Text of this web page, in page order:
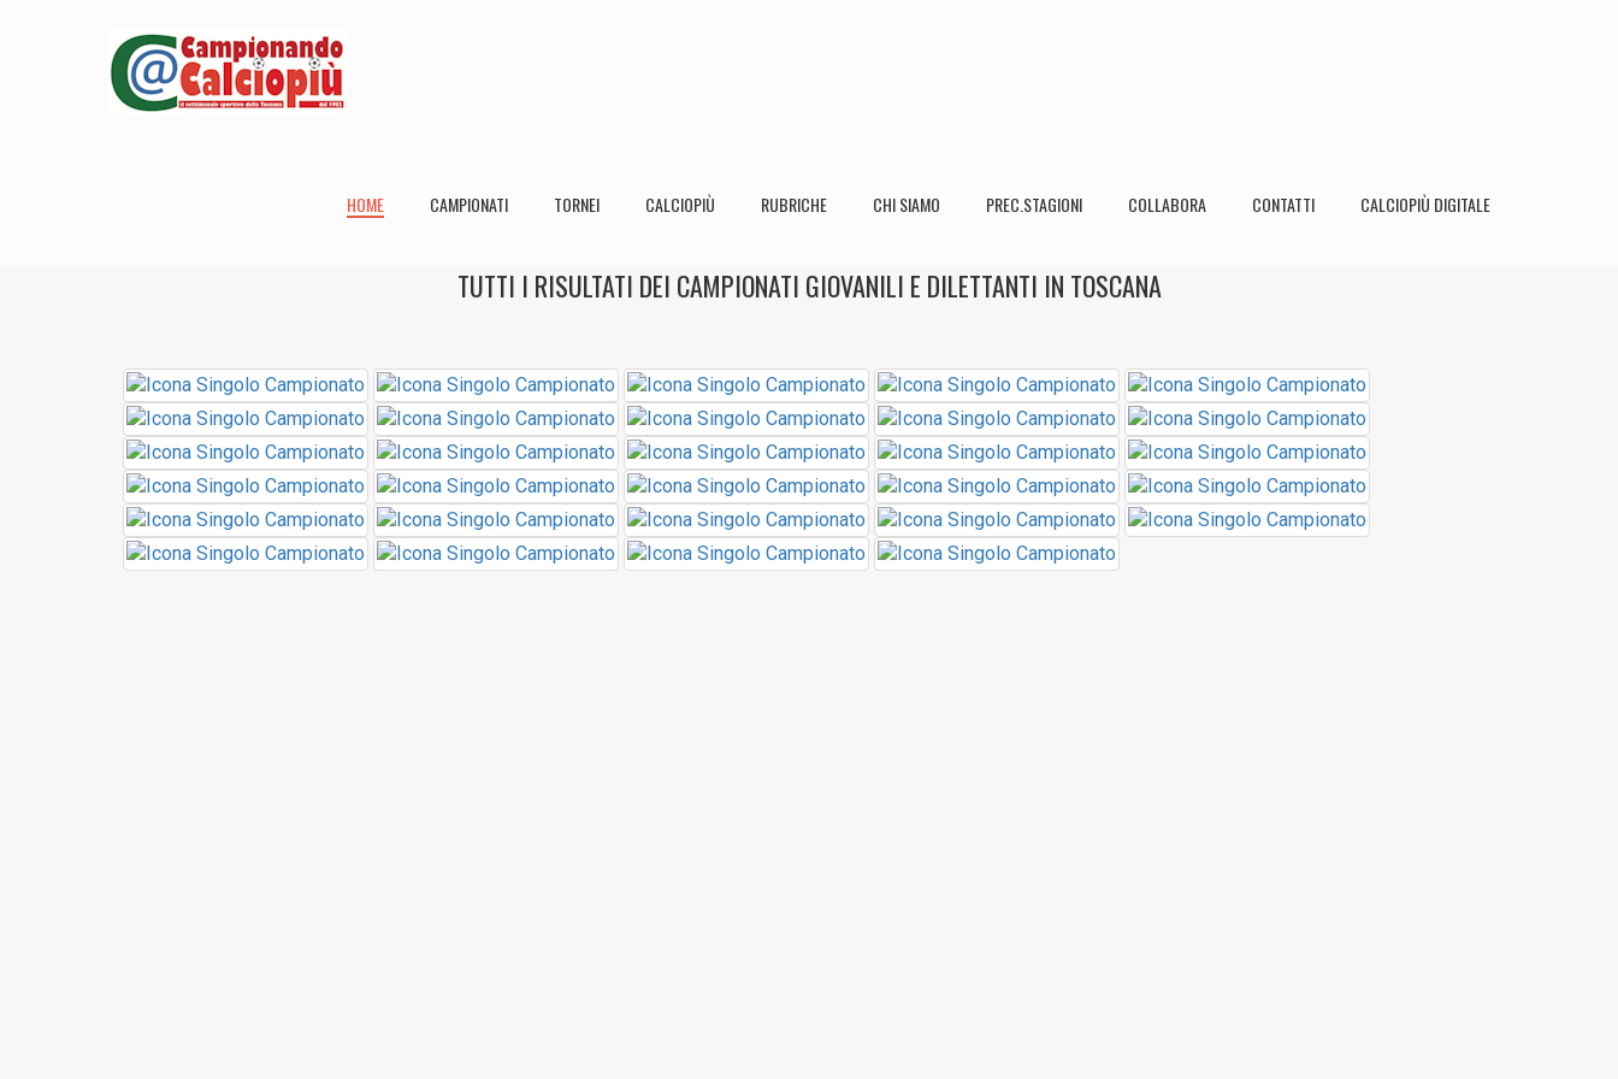
HOME CAMPIONATI TORNEI CALCIOPIÙ RUBRICHE CHI SIAMO PREC.STAGIONI COLLABORA CONTATTI CALCIOPIÙ DIGITALE
TUTTI I RISULTATI DEI CAMPIONATI GIOVANILI E DILETTANTI IN TOSCANA